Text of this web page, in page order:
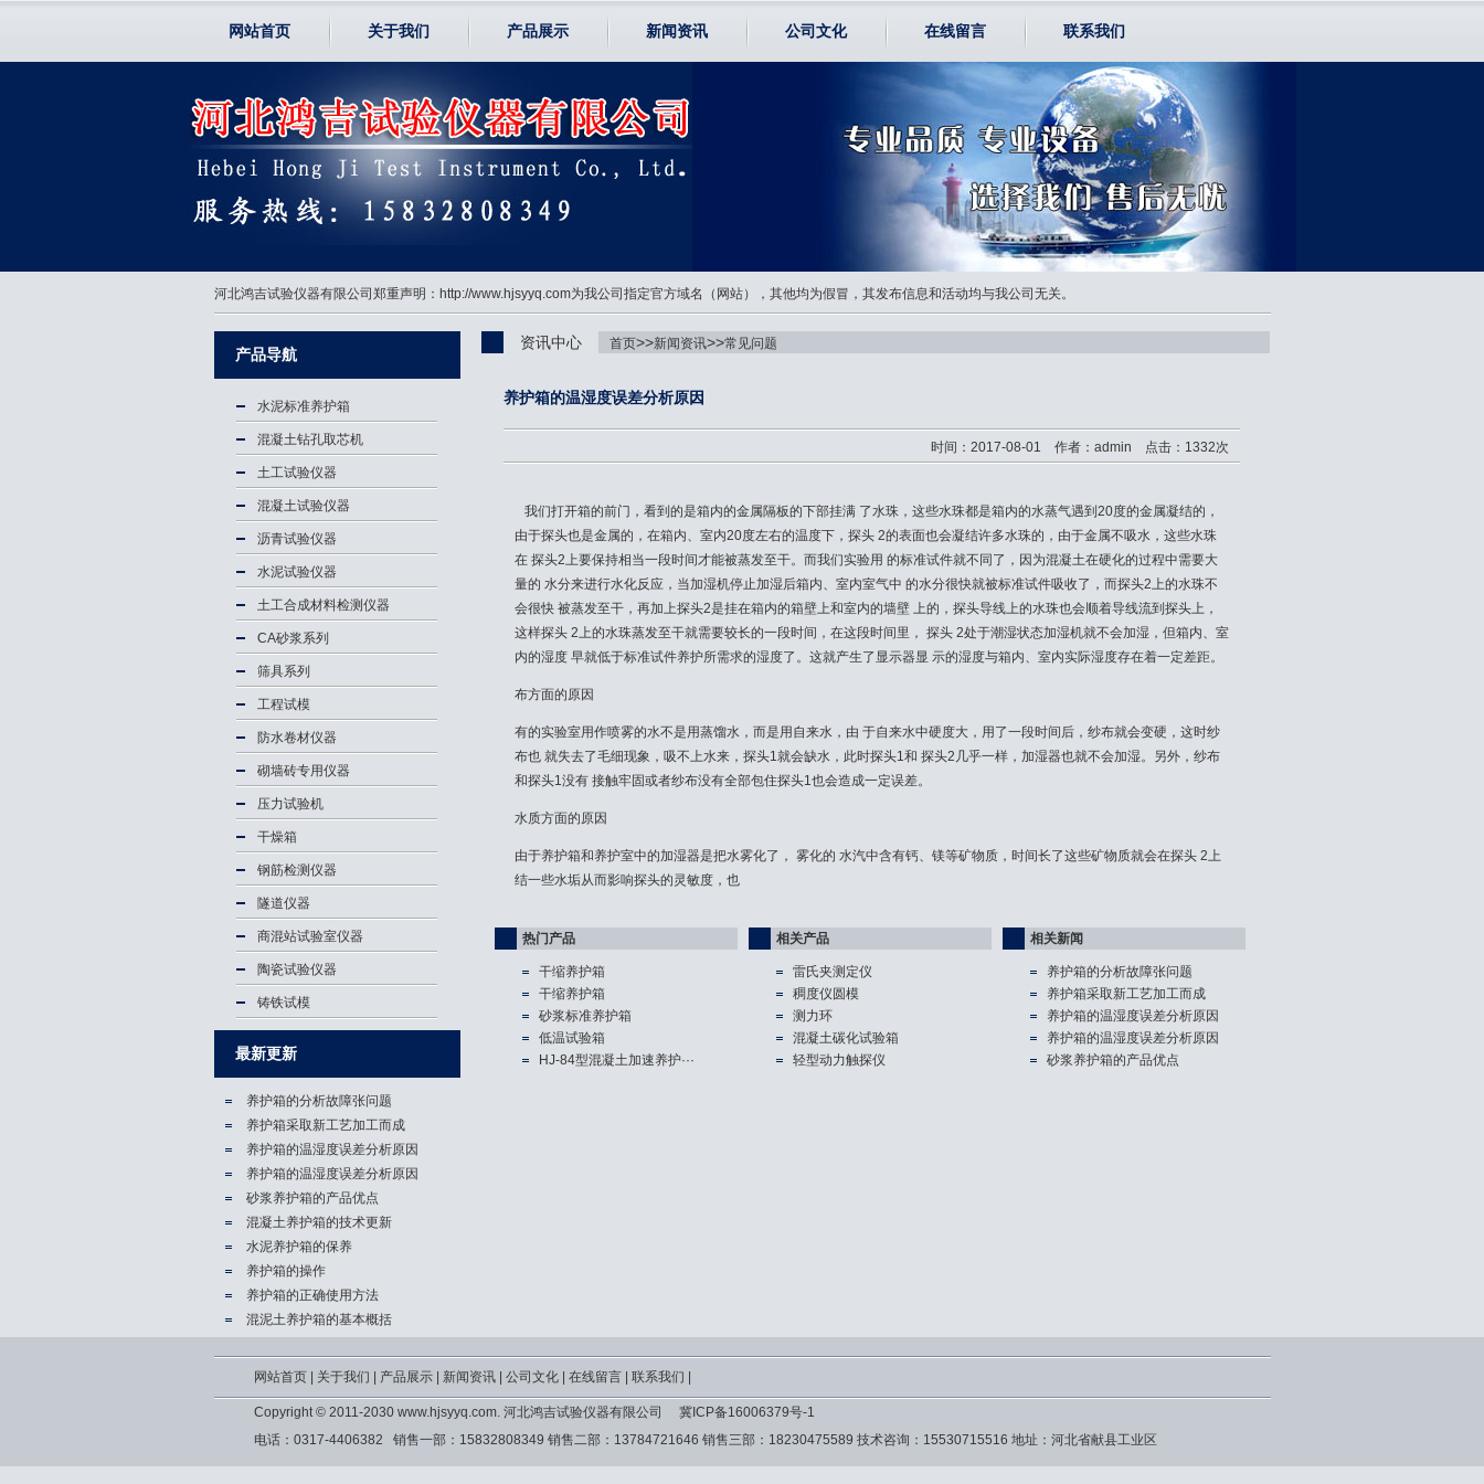
网站首页 关于我们 产品展示 新闻资讯 公司文化 在线留言 联系我们
河北鸿吉试验仪器有限公司郑重声明：http://www.hjsyyq.com为我公司指定官方域名（网站），其他均为假冒，其发布信息和活动均与我公司无关。
产品导航
水泥标准养护箱
混凝土钻孔取芯机
土工试验仪器
混凝土试验仪器
沥青试验仪器
水泥试验仪器
土工合成材料检测仪器
CA砂浆系列
筛具系列
工程试模
防水卷材仪器
砌墙砖专用仪器
压力试验机
干燥箱
钢筋检测仪器
隧道仪器
商混站试验室仪器
陶瓷试验仪器
铸铁试模
最新更新
养护箱的分析故障张问题
养护箱​采取新工艺加工而成
养护箱的温湿度误差分析原因
养护箱的温湿度误差分析原因
砂浆养护箱的产品优点
混凝土养护箱的技术更新
水泥养护箱的保养
养护箱的操作
养护箱的正确使用方法
混泥土养护箱的基本概括
资讯中心 首页>>新闻资讯>>常见问题
养护箱的温湿度误差分析原因
时间：2017-08-01 作者：admin 点击：1332次
我们打开箱的前门，看到的是箱内的金属隔板的下部挂满 了水珠，这些水珠都是箱内的水蒸气遇到20度的金属凝结的，
由于探头也是金属的，在箱内、室内20度左右的温度下，探头 2的表面也会凝结许多水珠的，由于金属不吸水，这些水珠
在 探头2上要保持相当一段时间才能被蒸发至干。而我们实验用 的标准试件就不同了，因为混凝土在硬化的过程中需要大
量的 水分来进行水化反应，当加湿机停止加湿后箱内、室内室气中 的水分很快就被标准试件吸收了，而探头2上的水珠不
会很快 被蒸发至干，再加上探头2是挂在箱内的箱壁上和室内的墙壁 上的，探头导线上的水珠也会顺着导线流到探头上，
这样探头 2上的水珠蒸发至干就需要较长的一段时间，在这段时间里， 探头 2处于潮湿状态加湿机就不会加湿，但箱内、室
内的湿度 早就低于标准试件养护所需求的湿度了。这就产生了显示器显 示的湿度与箱内、室内实际湿度存在着一定差距。
布方面的原因
有的实验室用作喷雾的水不是用蒸馏水，而是用自来水，由 于自来水中硬度大，用了一段时间后，纱布就会变硬，这时纱
布也 就失去了毛细现象，吸不上水来，探头1就会缺水，此时探头1和 探头2几乎一样，加湿器也就不会加湿。另外，纱布
和探头1没有 接触牢固或者纱布没有全部包住探头1也会造成一定误差。
水质方面的原因
由于养护箱和养护室中的加湿器是把水雾化了， 雾化的 水汽中含有钙、镁等矿物质，时间长了这些矿物质就会在探头 2上
结一些水垢从而影响探头的灵敏度，也
热门产品
干缩养护箱
干缩养护箱
砂浆标准养护箱
低温试验箱
HJ-84型混凝土加速养护···
相关产品
雷氏夹测定仪
稠度仪圆模
测力环
混凝土碳化试验箱
轻型动力触探仪
相关新闻
养护箱的分析故障张问题
养护箱​采取新工艺加工而成
养护箱的温湿度误差分析原因
养护箱的温湿度误差分析原因
砂浆养护箱的产品优点
网站首页| 关于我们 产品展示| 新闻资讯| 公司文化| 在线留言| 联系我们
Copyright © 2011-2030 www.hjsyyq.com. 河北鸿吉试验仪器有限公司
冀ICP备16006379号-1
电话：0317-4406382 销售一部：15832808349 销售二部：13784721646 销售三部：18230475589 技术咨询：15530715516 地址：河北省献县工业区